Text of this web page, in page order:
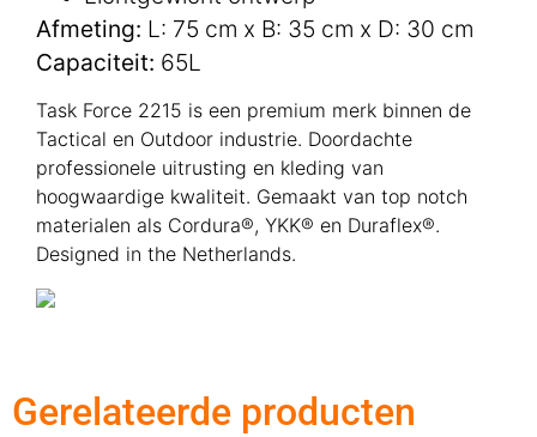
​Afmeting: L: 75 cm x B: 35 cm x D: 30 cm
Capaciteit: 65L
Task Force 2215 is een premium merk binnen de
Tactical en Outdoor industrie. Doordachte
professionele uitrusting en kleding van
hoogwaardige kwaliteit. Gemaakt van top notch
materialen als Cordura®, YKK® en Duraflex®.
Designed in the Netherlands.
Gerelateerde producten